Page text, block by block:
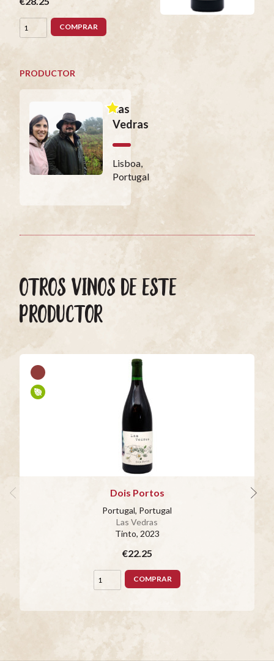
COMPRAR
PRODUCTOR
Las
Vedras
Lisboa,
Portugal
OTROS VINOS DE ESTE
PRODUCTOR
Dois Portos
Portugal, Portugal
Las Vedras
Tinto, 2023
€22.25
COMPRAR